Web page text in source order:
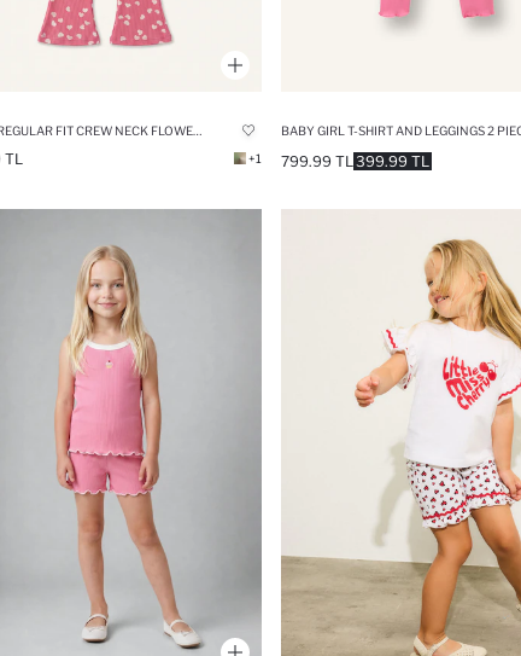
2 PIECE REGULAR FIT CREW NECK FLOWER SET
TL +1 399.99 TL
799.99 TL